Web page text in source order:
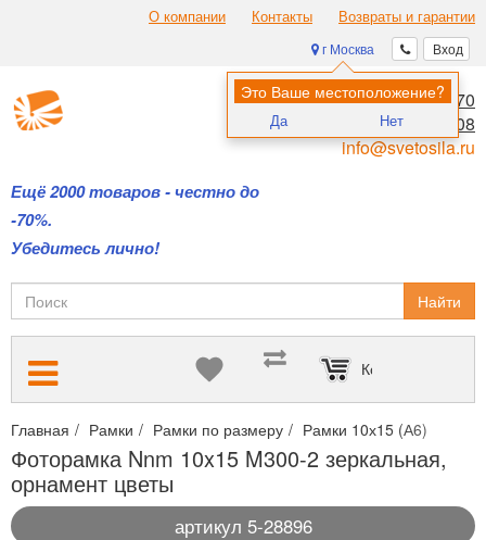
О компании Контакты Возвраты и гарантии
Вход
г Москва
Это Ваше местоположение?
Да Нет
Ещё 2000 товаров - честно до
-70%.
Убедитесь лично!
8 (495) 970-00-70
8 (800) 700-11-08
info@svetosila.ru
Найти
Корзина пуста
Главная Рамки Рамки по размеру Рамки 10х15 (А6)
Фоторамка Nnm 10x15 M300-2 зеркальная,
орнамент цветы
артикул 5-28896